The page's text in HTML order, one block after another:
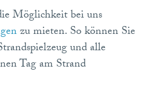
Möglichkeit bei uns
zu mieten. So können Sie
und alle
Tag am Strand